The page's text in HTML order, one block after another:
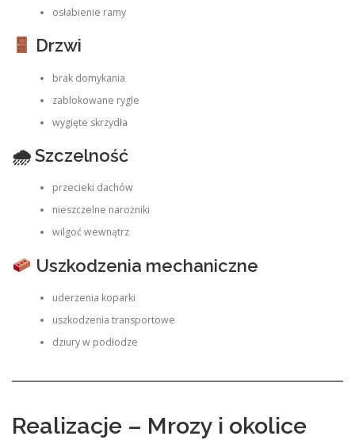
osłabienie ramy
Drzwi
brak domykania
zablokowane rygle
wygięte skrzydła
🌧 Szczelność
przecieki dachów
nieszczelne narożniki
wilgoć wewnątrz
Uszkodzenia mechaniczne
uderzenia koparki
uszkodzenia transportowe
dziury w podłodze
Realizacje – Mrozy i okolice